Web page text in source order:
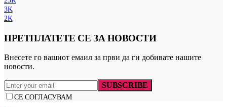
3K
2K
ПРЕТПЛАТЕТЕ СЕ ЗА НОВОСТИ
Внесете го вашиот емаил за први да ги добивате нашите
новости.
SUBSCRIBE
СЕ СОГЛАСУВАМ